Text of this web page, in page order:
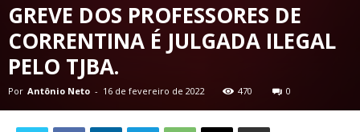
GREVE DOS PROFESSORES DE
CORRENTINA É JULGADA ILEGAL
PELO TJBA.
Por Antônio Neto - 16 de fevereiro de 2022 470 0